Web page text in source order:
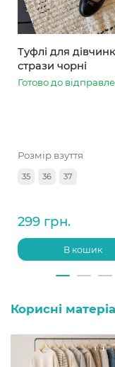
Туфлі для
стрази чорні
Готово до
Розмір взуття
35 36 37
299 грн.
В кошик
Корисні